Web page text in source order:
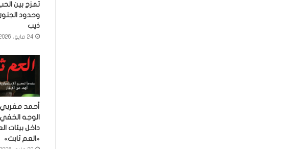
تمزج بين
وحدود الجنون
ذيب
24 مايو، 2026
أحمد
الوجه الخفي
داخل بيئات
«العم ثابت»